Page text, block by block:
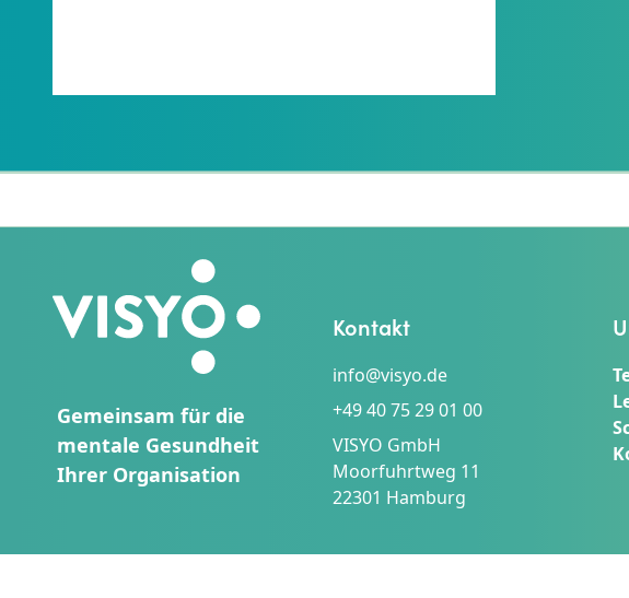
Gemeinsam für die
mentale Gesundheit
Ihrer Organisation
Kontakt
info@visyo.de
+49 40 75 29 01 00
VISYO GmbH
Moorfuhrtweg 11
22301 Hamburg